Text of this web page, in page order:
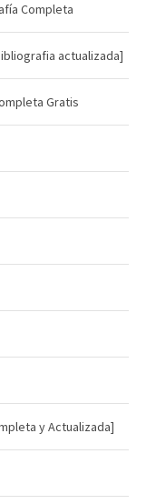
Completa
actualizada]
Gratis
y Actualizada]